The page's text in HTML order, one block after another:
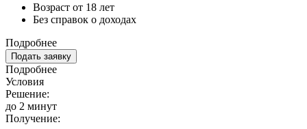
Возраст от 18 лет
Без справок о доходах
Подробнее
Подать заявку
Подробнее
Условия
Решение:
до 2 минут
Получение: